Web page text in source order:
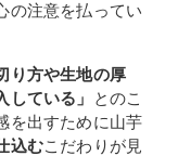
の注意を払ってい
り方や生地の厚
ている」
とのこ
を出すために山芋
込むこだわりが見